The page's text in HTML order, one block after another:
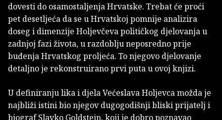
dovesti do osamostaljenja Hrvatske. Trebat će proći
pet desetljeća da se u Hrvatskoj pomnije analizira
doseg i dimenzije Holjevčeva političkog djelovanja u
zadnjoj fazi života, u razdoblju neposredno prije
buđenja Hrvatskog proljeća. To njegovo djelovanje
detaljno je rekonstruirano prvi puta u ovoj knjizi.
U definiranju lika i djela Većeslava Holjevca možda je
najbliži istini bio njegov dugogodišnji bliski prijatelj i
biograf Slavko Goldstein, koji je dobro poznavao